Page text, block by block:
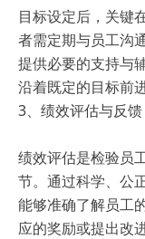
目标设定后，关键
者需定期与员工沟
提供必要的支持与
沿着既定的目标前进
3、绩效评估与反馈
绩效评估是检验员
节。通过科学、公
能够准确了解员工
应的奖励或提出改